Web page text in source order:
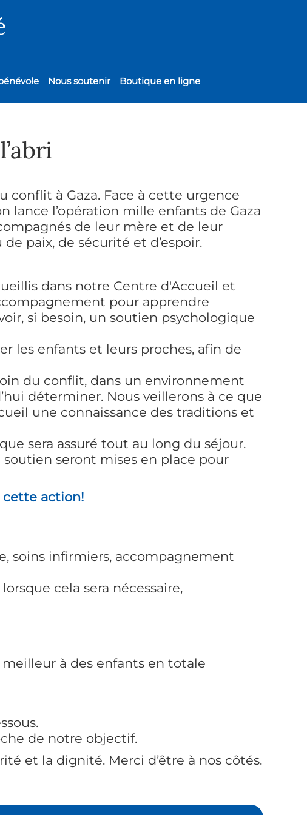
Nous soutenir Boutique en ligne
conflit à Gaza. Face à cette urgence
lance l’opération mille enfants de Gaza
de leur mère et de leur
paix, de sécurité et d’espoir.
dans notre Centre d'Accueil et
pour apprendre
si besoin, un soutien psychologique
les enfants et leurs proches, afin de
du conflit, dans un environnement
déterminer. Nous veillerons à ce que
une connaissance des traditions et
sera assuré tout au long du séjour.
seront mises en place pour
cette action!
soins infirmiers, accompagnement
cela sera nécessaire,
à des enfants en totale
de notre objectif.
et la dignité. Merci d’être à nos côtés.